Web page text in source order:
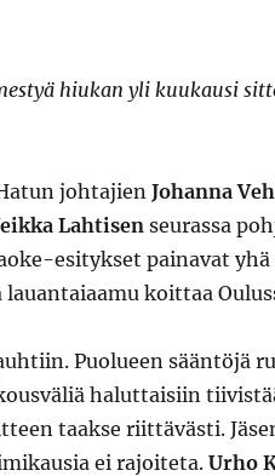
hiukan yli kuukausi
johtajien Johanna
Lahtisenseurassa
esitykset painavat
koittaa
Puolueen sääntöjä
haluttaisiin
taakse riittävästi.
ei rajoiteta. Urho